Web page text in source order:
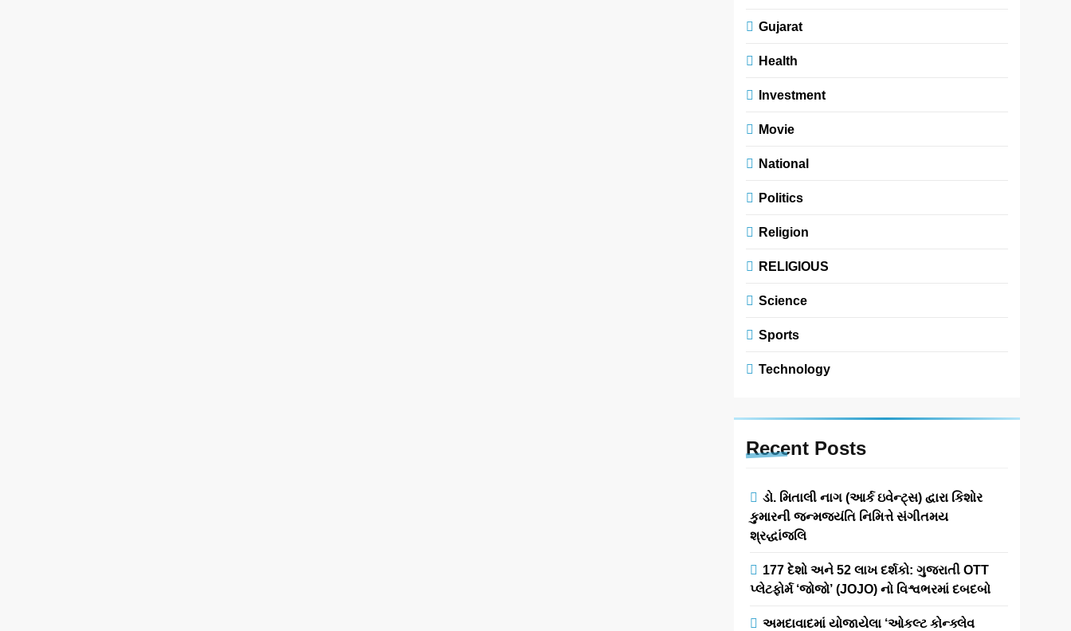
Gujarat
Health
Investment
Movie
National
Politics
Religion
RELIGIOUS
Science
Sports
Technology
Recent Posts
ડો. મિતાલી નાગ (આર્ક ઇવેન્ટ્સ) દ્વારા કિશોર
કુમારની જન્મજયંતિ નિમિત્તે સંગીતમય
શ્રદ્ધાંજલિ
177 દેશો અને 52 લાખ દર્શકો: ગુજરાતી OTT
પ્લેટફોર્મ ‘જોજો’ (JOJO) નો વિશ્વભરમાં દબદબો
અમદાવાદમાં યોજાયેલા ‘ઓકલ્ટ કોન્ક્લેવ